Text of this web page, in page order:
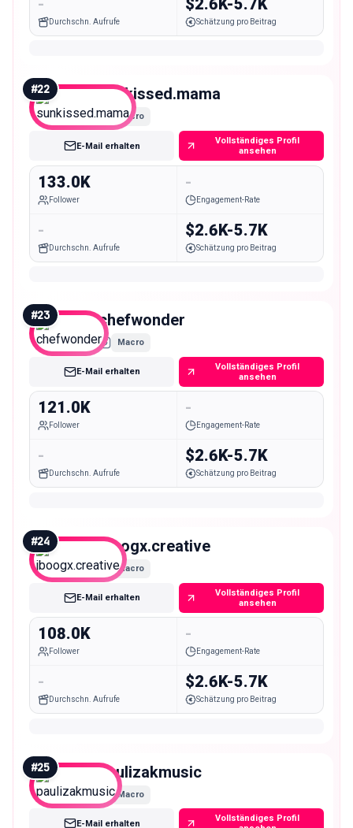
-
Durchschn. Aufrufe
$2.6K-5.7K
Schätzung pro Beitrag
#22 sunkissed.mama
Macro
E-Mail erhalten
Vollständiges Profil
ansehen
133.0K
Follower
-
Engagement-Rate
-
Durchschn. Aufrufe
$2.6K-5.7K
Schätzung pro Beitrag
#23 chefwonder
Macro
E-Mail erhalten
Vollständiges Profil
ansehen
121.0K
Follower
-
Engagement-Rate
-
Durchschn. Aufrufe
$2.6K-5.7K
Schätzung pro Beitrag
#24 jboogx.creative
Macro
E-Mail erhalten
Vollständiges Profil
ansehen
108.0K
Follower
-
Engagement-Rate
-
Durchschn. Aufrufe
$2.6K-5.7K
Schätzung pro Beitrag
#25 paulizakmusic
Macro
E-Mail erhalten
Vollständiges Profil